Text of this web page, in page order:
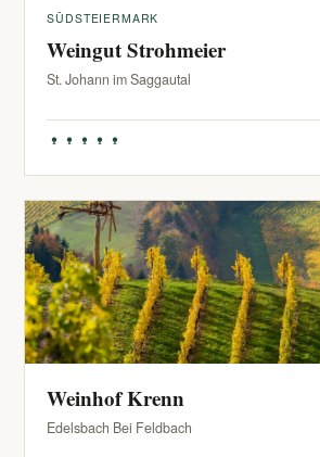
SÜDSTEIERMARK
Weingut Strohmeier
St. Johann im Saggautal
Weinhof Krenn
Edelsbach Bei Feldbach